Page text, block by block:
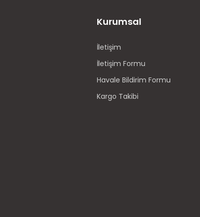
Kurumsal
İletişim
İletişim Formu
Havale Bildirim Formu
Kargo Takibi